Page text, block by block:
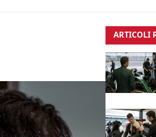
ARTICOLI